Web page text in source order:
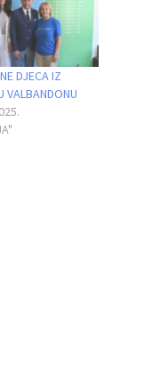
DJECA IZ
VALBANDONU